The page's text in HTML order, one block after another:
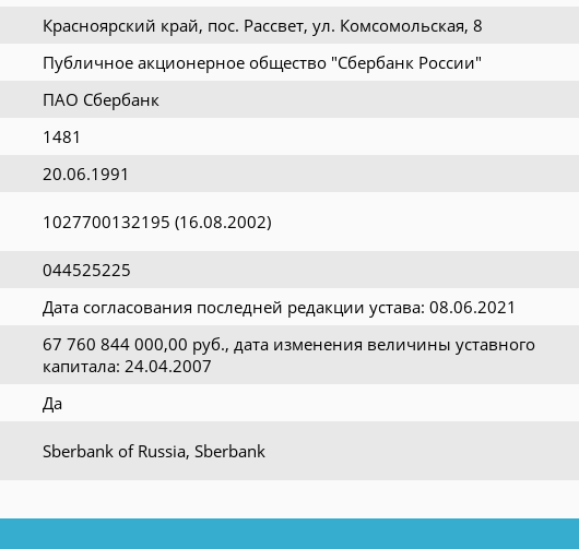
Красноярский край, пос. Рассвет, ул. Комсомольская, 8
Публичное акционерное общество "Сбербанк России"
ПАО Сбербанк
1481
20.06.1991
1027700132195 (16.08.2002)
044525225
Дата согласования последней редакции устава: 08.06.2021
67 760 844 000,00 руб., дата изменения величины уставного
капитала: 24.04.2007
Да
Sberbank of Russia, Sberbank